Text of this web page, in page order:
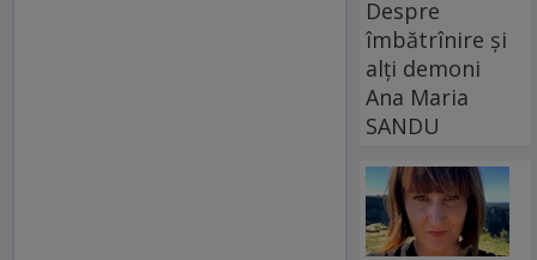
Despre
îmbătrînire și
alți demoni
Ana Maria
SANDU